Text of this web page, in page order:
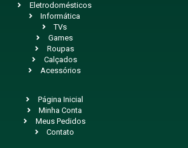
Eletrodomésticos
Informática
TVs
Games
Roupas
Calçados
Acessórios
Página Inicial
Minha Conta
Meus Pedidos
Contato